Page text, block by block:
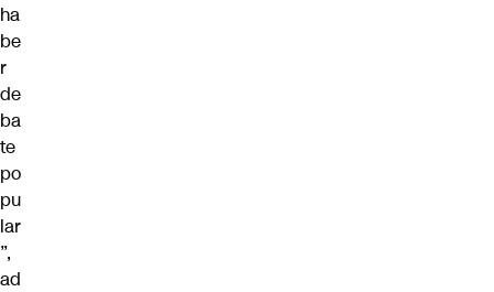
ha
be
r
de
ba
te
po
pu
lar
”,
ad